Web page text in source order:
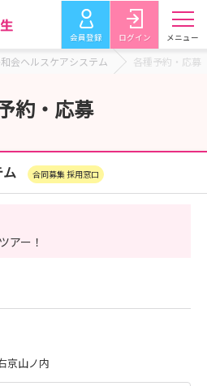
会員登録 ログイン メニュー
会ヘルスケアシステム 各種予約・応募
約・応募
合同募集 採用窓口
アー！
京山ノ内